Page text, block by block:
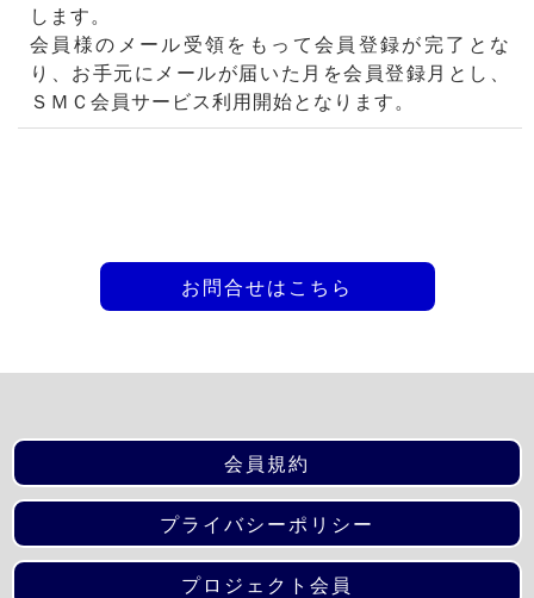
します。
会員様のメール受領をもって会員登録が完了とな
り、お手元にメールが届いた月を会員登録月とし、
ＳＭＣ会員サービス利用開始となります。
お問合せはこちら
会員規約
プライバシーポリシー
プロジェクト会員